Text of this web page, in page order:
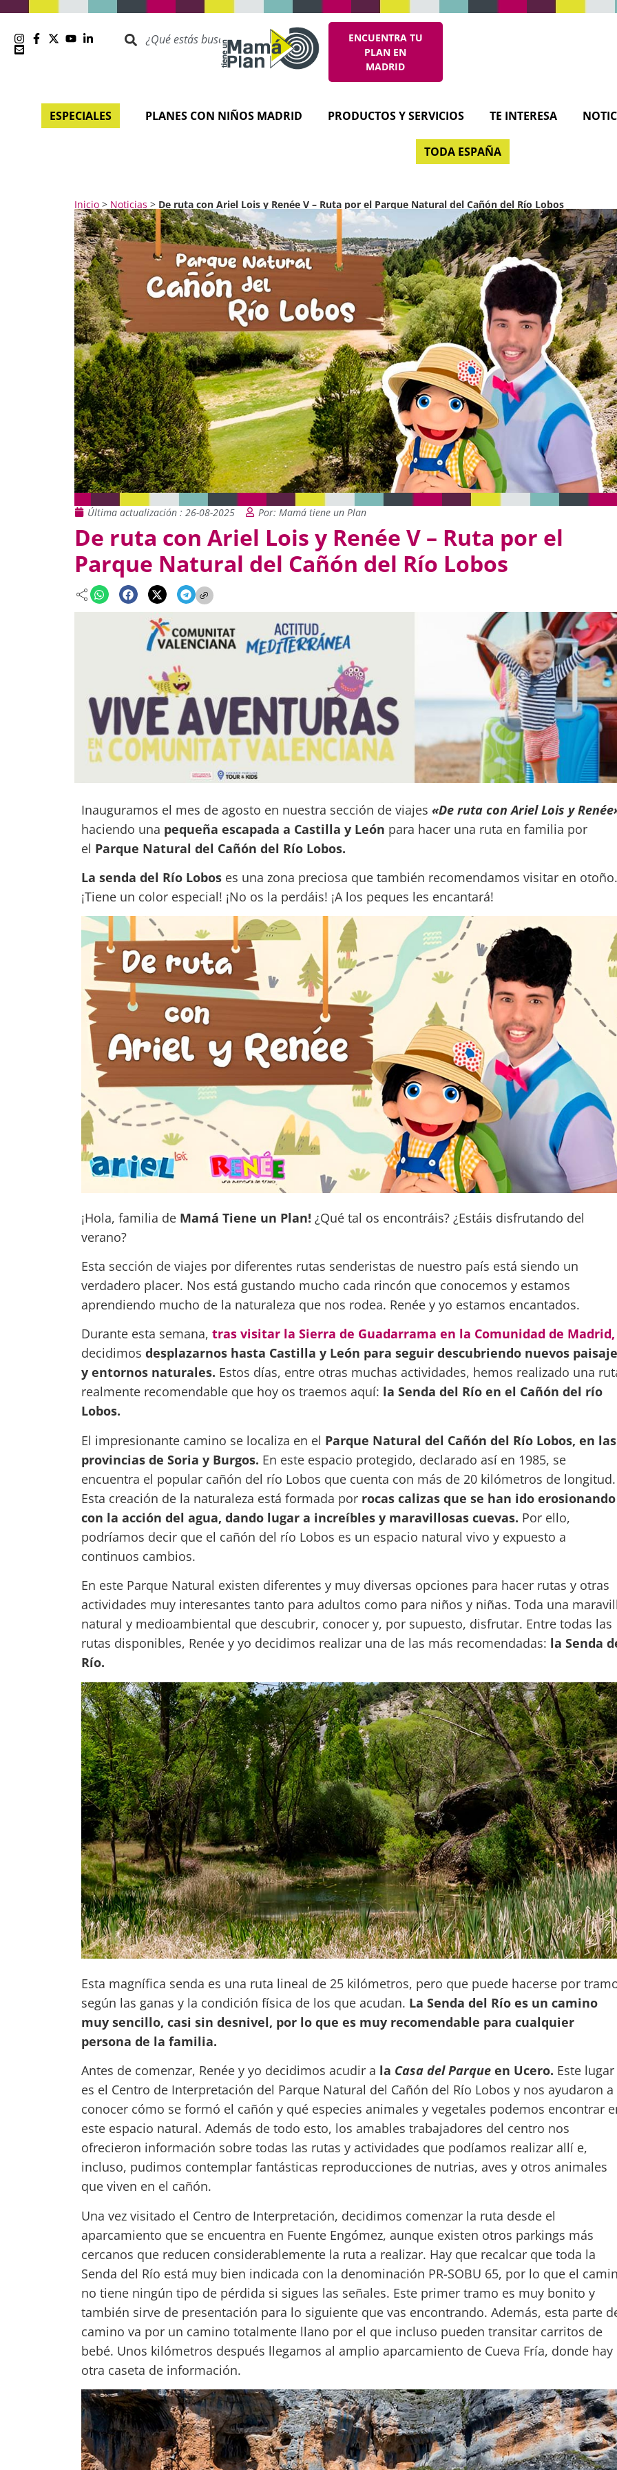
ENCUENTRA TU
PLAN EN
MADRID
ESPECIALES PLANES CON NIÑOS MADRID PRODUCTOS Y SERVICIOS TE INTERESA
TODA ESPAÑA
Inicio> Noticias > De ruta con Ariel Lois y Renée V – Ruta por el Parque Natural del Cañón del Río Lobos
Última actualización : 26-08-2025 Por: Mamá tiene un Plan
De ruta con Ariel Lois y Renée V – Ruta por el
Parque Natural del Cañón del Río Lobos
Inauguramos el mes de agosto en nuestra sección de viajes «De ruta con Ariel Lois y
haciendo una pequeña escapada a Castilla y León para hacer una ruta en familia por
el Parque Natural del Cañón del Río Lobos.
La senda del Río Loboses una zona preciosa que también recomendamos visitar en otoño.
¡Tiene un color especial! ¡No os la perdáis! ¡A los peques les encantará!
¡Hola, familia de Mamá Tiene un Plan! ¿Qué tal os encontráis? ¿Estáis disfrutando del
verano?
Esta sección de viajes por diferentes rutas senderistas de nuestro país está siendo un
verdadero placer. Nos está gustando mucho cada rincón que conocemos y estamos
aprendiendo mucho de la naturaleza que nos rodea. Renée y yo estamos encantados.
Durante esta semana, tras visitar la Sierra de Guadarrama en la Comunidad de Madrid,
decidimos desplazarnos hasta Castilla y León para seguir descubriendo nuevos
y entornos naturales. Estos días, entre otras muchas actividades, hemos realizado una
realmente recomendable que hoy os traemos aquí: la Senda del Río en el Cañón del río
Lobos.
El impresionante camino se localiza en el Parque Natural del Cañón del Río Lobos, en las
provincias de Soria y Burgos. En este espacio protegido, declarado así en 1985, se
encuentra el popular cañón del río Lobos que cuenta con más de 20 kilómetros de longitud.
Esta creación de la naturaleza está formada por rocas calizas que se han ido erosionando
con la acción del agua, dando lugar a increíbles y maravillosas cuevas. Por ello,
podríamos decir que el cañón del río Lobos es un espacio natural vivo y expuesto a
continuos cambios.
En este Parque Natural existen diferentes y muy diversas opciones para hacer rutas y otras
actividades muy interesantes tanto para adultos como para niños y niñas. Toda una
natural y medioambiental que descubrir, conocer y, por supuesto, disfrutar. Entre todas las
rutas disponibles, Renée y yo decidimos realizar una de las más recomendadas: la Senda
Río.
Esta magnífica senda es una ruta lineal de 25 kilómetros, pero que puede hacerse por
según las ganas y la condición física de los que acudan. La Senda del Río es un camino
muy sencillo, casi sin desnivel, por lo que es muy recomendable para cualquier
persona de la familia.
Antes de comenzar, Renée y yo decidimos acudir a la Casa del Parqueen Ucero. Este lugar
es el Centro de Interpretación del Parque Natural del Cañón del Río Lobos y nos ayudaron a
conocer cómo se formó el cañón y qué especies animales y vegetales podemos encontrar
este espacio natural. Además de todo esto, los amables trabajadores del centro nos
ofrecieron información sobre todas las rutas y actividades que podíamos realizar allí e,
incluso, pudimos contemplar fantásticas reproducciones de nutrias, aves y otros animales
que viven en el cañón.
Una vez visitado el Centro de Interpretación, decidimos comenzar la ruta desde el
aparcamiento que se encuentra en Fuente Engómez, aunque existen otros parkings más
cercanos que reducen considerablemente la ruta a realizar. Hay que recalcar que toda la
Senda del Río está muy bien indicada con la denominación PR-SOBU 65, por lo que el
no tiene ningún tipo de pérdida si sigues las señales. Este primer tramo es muy bonito y
también sirve de presentación para lo siguiente que vas encontrando. Además, esta parte
camino va por un camino totalmente llano por el que incluso pueden transitar carritos de
bebé. Unos kilómetros después llegamos al amplio aparcamiento de Cueva Fría, donde hay
otra caseta de información.